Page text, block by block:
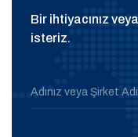
Bir ihtiyacınız
isteriz.
Adınız veya Şirket Adı